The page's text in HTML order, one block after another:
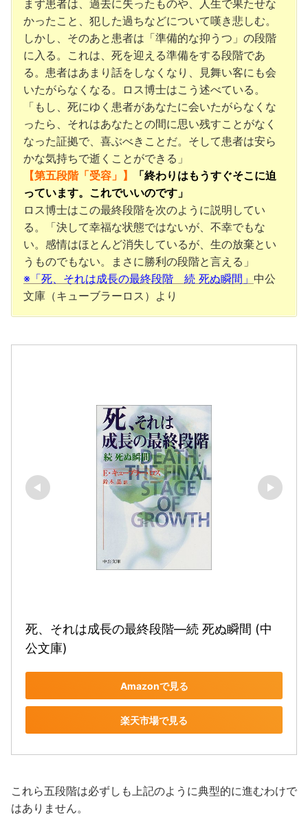
まず患者は、過去に失ったものや、人生で果たせな
かったこと、犯した過ちなどについて嘆き悲しむ。
しかし、そのあと患者は「準備的な抑うつ」の段階
に入る。これは、死を迎える準備をする段階であ
る。患者はあまり話をしなくなり、見舞い客にも会
いたがらなくなる。ロス博士はこう述べている。
「もし、死にゆく患者があなたに会いたがらなくな
ったら、それはあなたとの間に思い残すことがなく
なった証拠で、喜ぶべきことだ。そして患者は安ら
かな気持ちで逝くことができる」
【第五段階「受容」】
「終わりはもうすぐそこに迫
っています。これでいいのです」
ロス博士はこの最終段階を次のように説明してい
る。「決して幸福な状態ではないが、不幸でもな
い。感情はほとんど消失しているが、生の放棄とい
うものでもない。まさに勝利の段階と言える」
※「死、それは成長の最終段階 続 死ぬ瞬間」 中公
文庫（キューブラーロス）より
死、それは成長の最終段階―続 死ぬ瞬間 (中
公文庫)
Amazonで見る
楽天市場で見る
これら五段階は必ずしも上記のように典型的に進むわけで
はありません。